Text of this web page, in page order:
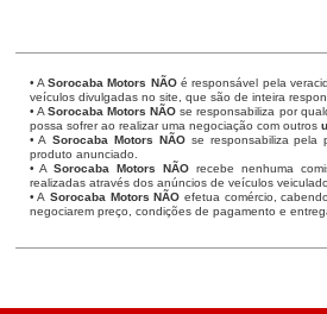
• ASorocaba Motors NÃOé responsável pela
veículos divulgadas no site, que são de inteira
• A Sorocaba Motors NÃO se responsabiliza por
possa sofrer ao realizar uma negociação com outros
• A Sorocaba Motors NÃOse responsabiliza pela
produto anunciado.
• ASorocaba Motors NÃO recebe nenhuma
realizadas através dos anúncios de veículos
• A Sorocaba Motors NÃO efetua comércio,
negociarem preço, condições de pagamento e